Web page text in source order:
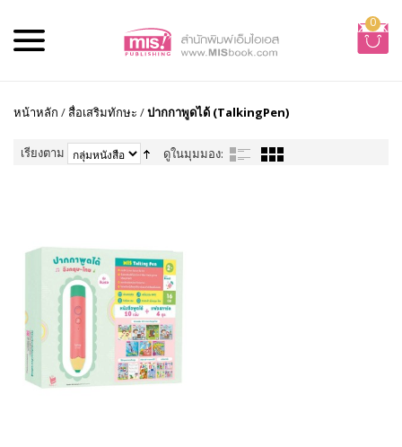
0
หน้าหลัก /สื่อเสริมทักษะ /ปากกาพูดได้ (TalkingPen)
เรียงตาม ดูในมุมมอง: